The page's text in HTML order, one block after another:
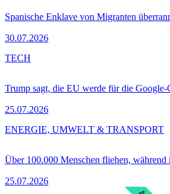
Spanische Enklave von Migranten
30.07.2026
Trump sagt, die EU werde für die Google-
25.07.2026
TECH
Über 100.000 Menschen fliehen,
25.07.2026
ENERGIE, UMWELT & TRANSPORT